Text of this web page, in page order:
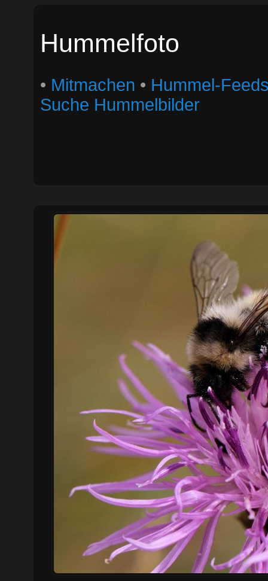
Hummelfoto
• Mitmachen • Hummel-
Suche Hummelbilder